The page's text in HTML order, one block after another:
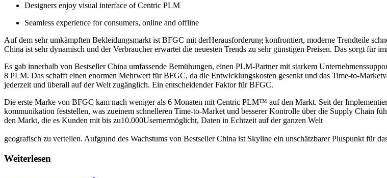
Designers enjoy visual interface of Centric PLM
Seamless experience for consumers, online and offline
Auf dem sehr umkämpften Bekleidungsmarkt ist BFGC mit derHerausforderung konfrontiert, moderne Trendteile
China ist sehr dynamisch und der Verbraucher erwartet die neuesten Trends zu sehr günstigen Preisen. Das sorgt
Es gab innerhalb von Bestseller China umfassende Bemühungen, einen PLM-Partner mit starkem
8 PLM. Das schafft einen enormen Mehrwert für BFGC, da die Entwicklungskosten gesenkt und das Time-to-
jederzeit und überall auf der Welt zugänglich. Ein entscheidender Faktor für BFGC.
Die erste Marke von BFGC kam nach weniger als 6 Monaten mit Centric PLM™ auf den Markt. Seit der
kommunikation feststellen, was zueinem schnelleren Time-to-Market und besserer Kontrolle über die Supply Chain
den Markt, die es Kunden mit bis zu10.000Usernermöglicht, Daten in Echtzeit auf der ganzen Welt
geografisch zu verteilen. Aufgrund des Wachstums von Bestseller China ist Skyline ein unschätzbarer Pluspunkt für
Weiterlesen